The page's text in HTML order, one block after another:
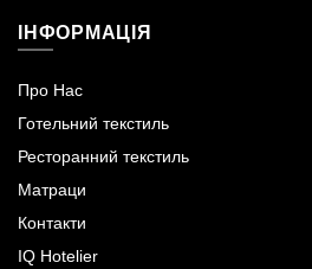
ІНФОРМАЦІЯ
Про Нас
Готельний текстиль
Ресторанний текстиль
Матраци
Контакти
IQ Hotelier